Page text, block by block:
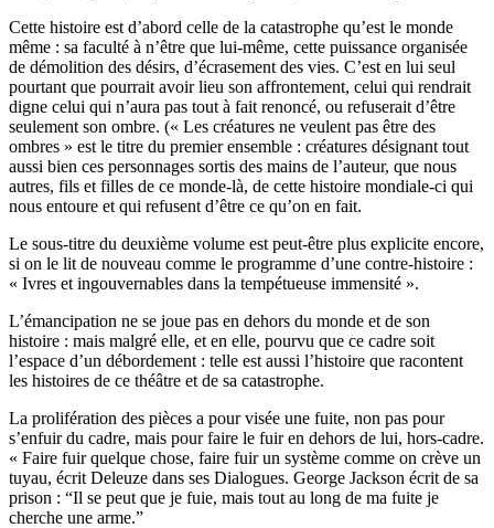
Cette histoire est d’abord celle de la catastrophe qu’est le monde
même : sa faculté à n’être que lui-même, cette puissance organisée
de démolition des désirs, d’écrasement des vies. C’est en lui seul
pourtant que pourrait avoir lieu son affrontement, celui qui rendrait
digne celui qui n’aura pas tout à fait renoncé, ou refuserait d’être
seulement son ombre. (« Les créatures ne veulent pas être des
ombres » est le titre du premier ensemble : créatures désignant tout
aussi bien ces personnages sortis des mains de l’auteur, que nous
autres, fils et filles de ce monde-là, de cette histoire mondiale-ci qui
nous entoure et qui refusent d’être ce qu’on en fait.
Le sous-titre du deuxième volume est peut-être plus explicite encore,
si on le lit de nouveau comme le programme d’une contre-histoire :
« Ivres et ingouvernables dans la tempétueuse immensité ».
L’émancipation ne se joue pas en dehors du monde et de son
histoire : mais malgré elle, et en elle, pourvu que ce cadre soit
l’espace d’un débordement : telle est aussi l’histoire que racontent
les histoires de ce théâtre et de sa catastrophe.
La prolifération des pièces a pour visée une fuite, non pas pour
s’enfuir du cadre, mais pour faire le fuir en dehors de lui, hors-cadre.
« Faire fuir quelque chose, faire fuir un système comme on crève un
tuyau, écrit Deleuze dans ses Dialogues. George Jackson écrit de sa
prison : “Il se peut que je fuie, mais tout au long de ma fuite je
cherche une arme.”